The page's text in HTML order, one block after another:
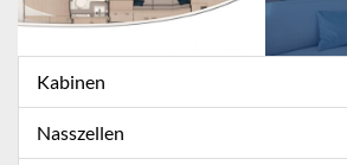
Kabinen
Nasszellen